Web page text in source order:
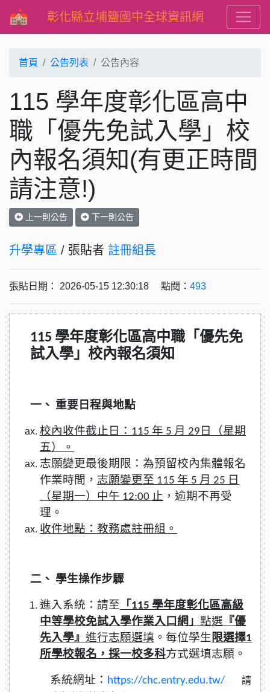
彰化縣立埔鹽國中全球資訊網
首頁 公告列表 公告內容
115 學年度彰化區高中
職「優先免試入學」校
內報名須知(有更正時間
請注意!)
上一則公告 下一則公告
升學專區 / 張貼者 註冊組長
張貼日期： 2026-05-15 12:30:18 點閱： 493
115 學年度彰化區高中職「優先免
試入學」校內報名須知
一、 重要日程與地點
校內收件截止日：115 年 5 月 29日（星期
五）。
志願變更最後期限：為預留校內集體報名
作業時間， 志願變更至 115 年 5 月 25 日
（星期一）中午 12:00 止 ，逾期不再受
理。
收件地點：教務處註冊組。
二、 學生操作步驟
進入系統：請至 「115 學年度彰化區高級
中等學校免試入學作業入口網」 點選 『優
先入學』 進行志願選填 。每位學生 限選擇1
所學校報名，採一校多科方式選填志願。
系統網址： https://chc.entry.edu.tw/ 請